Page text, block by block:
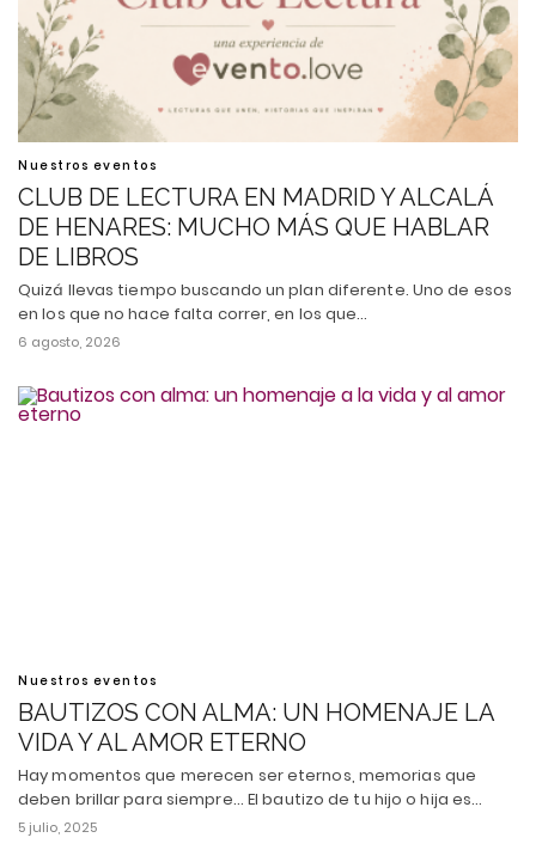
Nuestros eventos
CLUB DE LECTURA EN MADRID Y ALCALÁ
DE HENARES: MUCHO MÁS QUE HABLAR
DE LIBROS
Quizá llevas tiempo buscando un plan diferente. Uno de esos
en los que no hace falta correr, en los que…
6 agosto, 2026
Nuestros eventos
BAUTIZOS CON ALMA: UN HOMENAJE LA
VIDA Y AL AMOR ETERNO
Hay momentos que merecen ser eternos, memorias que
deben brillar para siempre... El bautizo de tu hijo o hija es…
5 julio, 2025